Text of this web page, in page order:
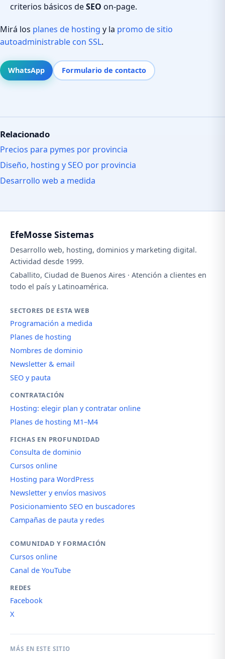
criterios básicos deSEO on-page.
Mirá los planes de hosting y la promo de sitio
autoadministrable con SSL.
WhatsApp Formulario de contacto
Relacionado
Precios para pymes por provincia
Diseño, hosting y SEO por provincia
Desarrollo web a medida
EfeMosse Sistemas
Desarrollo web, hosting, dominios y marketing digital.
Actividad desde 1999.
Caballito, Ciudad de Buenos Aires · Atención a clientes en
todo el país y Latinoamérica.
SECTORES DE ESTA WEB
Programación a medida
Planes de hosting
Nombres de dominio
Newsletter & email
SEO y pauta
CONTRATACIÓN
Hosting: elegir plan y contratar online
Planes de hosting M1–M4
FICHAS EN PROFUNDIDAD
Consulta de dominio
Cursos online
Hosting para WordPress
Newsletter y envíos masivos
Posicionamiento SEO en buscadores
Campañas de pauta y redes
COMUNIDAD Y FORMACIÓN
Cursos online
Canal de YouTube
REDES
Facebook
X
MÁS EN ESTE SITIO